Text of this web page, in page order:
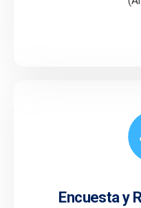
Encuesta y